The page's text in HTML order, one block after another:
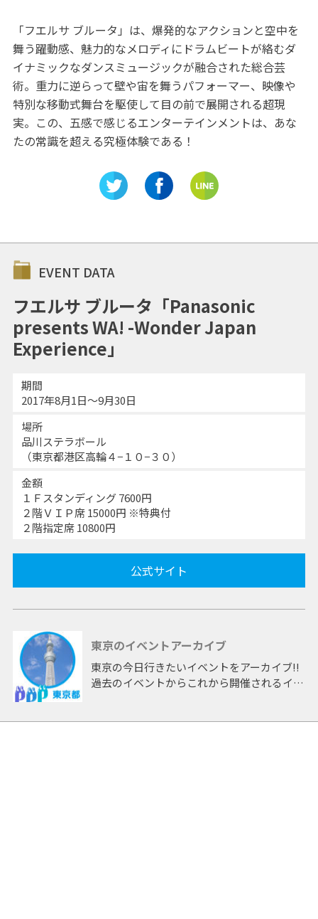
「フエルサ ブルータ」は、爆発的なアクションと空中を
舞う躍動感、魅力的なメロディにドラムビートが絡むダ
イナミックなダンスミュージックが融合された総合芸
術。重力に逆らって壁や宙を舞うパフォーマー、映像や
特別な移動式舞台を駆使して目の前で展開される超現
実。この、五感で感じるエンターテインメントは、あな
たの常識を超える究極体験である！
EVENT DATA
フエルサ ブルータ「Panasonic
presents WA! -Wonder Japan
Experience」
期間
2017年8月1日～9月30日
場所
品川ステラボール
（東京都港区高輪４−１０−３０）
金額
１Ｆスタンディング 7600円
２階ＶＩＰ席 15000円 ※特典付
２階指定席 10800円
公式サイト
東京のイベントアーカイブ
東京の今日行きたいイベントをアーカイブ!!
過去のイベントからこれから開催されるイベ